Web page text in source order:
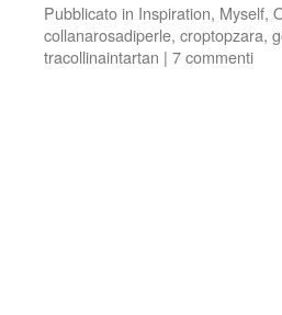
Pubblicato in Inspiration, Myself,
collanarosadiperle, croptopzara,
tracollinaintartan | 7 commenti